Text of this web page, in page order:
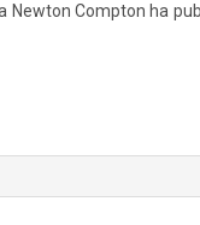
Newton Compton ha